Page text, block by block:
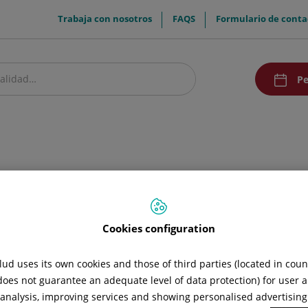
menuTop
Trabaja con nosotros FAQS Formulario de
Cookies configuration
uses its own cookies and those of third parties (located in
not guarantee an adequate level of data protection) for user
improving services and showing personalised